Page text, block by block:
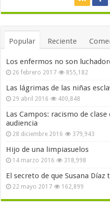
Popular Reciente
Los enfermos no son
26 febrero 2017 855,182
Las lágrimas de las niñas
29 abril 2016 400,848
Las Campos: racismo de
audiencia
28 diciembre 2016 379,943
Hijo de una limpiasuelos
14 marzo 2016 318,998
El secreto de que Susana
22 mayo 2017 162,899